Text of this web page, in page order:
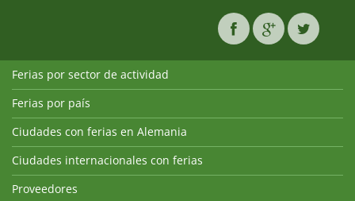
Ferias por sector de actividad
Ferias por país
Ciudades con ferias en Alemania
Ciudades internacionales con ferias
Proveedores